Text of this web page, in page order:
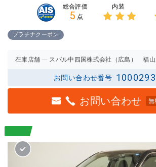
総合評価
5 点
内装
プラチナクーポン
在庫店舗 スバル中四国株式会社（広島） 福
お問い合わせ番号
お問い合わせ 無